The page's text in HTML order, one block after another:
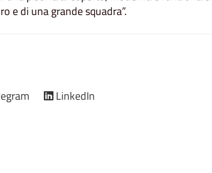
e di una grande squadra”.
LinkedIn